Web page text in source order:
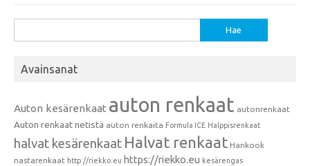
Avainsanat
Auton kesärenkaat auton renkaat autonrenkaat
Auton renkaat netistä auton renkaita Formula ICE Halppisrenkaat
halvat kesärenkaat Halvat renkaat Hankook
nastarenkaat http://riekko.eu https://riekko.eu kesärengas